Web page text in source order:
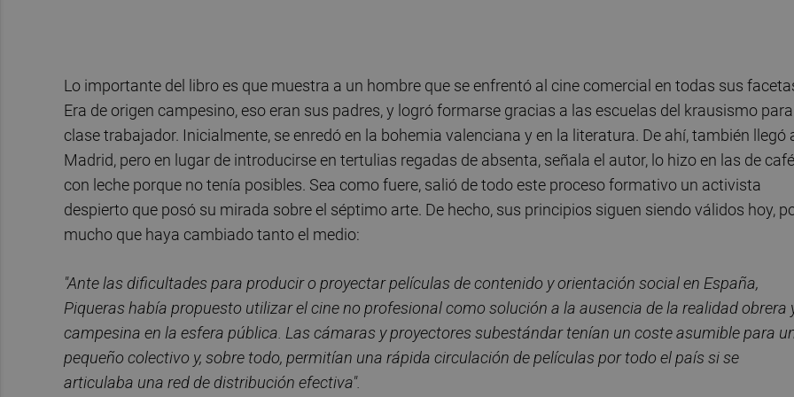
Lo importante del libro es que muestra a un hombre que se enfrentó al cine comercial en todas sus
Era de origen campesino, eso eran sus padres, y logró formarse gracias a las escuelas del krausismo
clase trabajador. Inicialmente, se enredó en la bohemia valenciana y en la literatura. De ahí, también llegó
Madrid, pero en lugar de introducirse en tertulias regadas de absenta, señala el autor, lo hizo en las de café
con leche porque no tenía posibles. Sea como fuere, salió de todo este proceso formativo un activista
despierto que posó su mirada sobre el séptimo arte. De hecho, sus principios siguen siendo válidos hoy,
mucho que haya cambiado tanto el medio:
"Ante las dificultades para producir o proyectar películas de contenido y orientación social en España,
Piqueras había propuesto utilizar el cine no profesional como solución a la ausencia de la realidad obrera
campesina en la esfera pública. Las cámaras y proyectores subestándar tenían un coste asumible para
pequeño colectivo y, sobre todo, permitían una rápida circulación de películas por todo el país si se
articulaba una red de distribución efectiva".